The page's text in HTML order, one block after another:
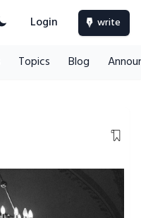
Login write
Topics Blog